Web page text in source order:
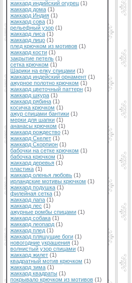
жаккард индийский огурец (1)
жаккард дома (1)
жаккард Индия (1)
жаккард сова (1)
рельефный узор (1)
жаккард лиса (1)
жаккард лицо (1)
плед крючком из мотивов (1)
жаккард кости (1)
закрытие петель (1)
сетка крючком (1)
Шарики на елку спицами (1)
жаккард индейский орнамент (1)
ажурное полотно крючком (1)
жаккард цветочный паттерн (1)
жаккард шкура (1)
жаккард рябина (1)
косичка крючком (1)
ажур спицами бантики (1)
мерки для шапки (1)
ананасы крючком (1)
жаккард рождество (1)
жаккард Скелет (1)
жаккард Скорпион (1)
бабочки на сетке крючком (1)
бабочка крючком (1)
жаккард деревья (1)
пластика (1)
жаккард оленья любовь (1)
ирландские мотивы крючком (1)
жаккард подушка (1)
филейная сетка (1)
жаккард лапа (1)
жаккард лес (1)
ажурные ромбы спицами (1)
жаккард собака (1)
жаккард леопард (1)
жаккард плед (1)
жаккард пляшущие боги (1)
новогодние украшения (1)
волнистый узор спицами (1)
жаккард жилет (1)
квадратный мотив крючком (1)
жаккард зима (1)
жаккард квадраты (1)
покрывало крючком из мотивов (1)